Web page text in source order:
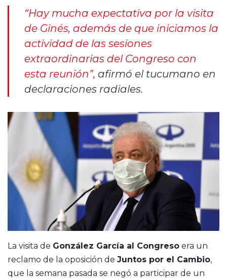
“Hay mucha expectativa por la visita
de Ginés, además de que iniciamos la
actividad de las sesiones
extraordinarias del Congreso con
esta reunión”, afirmó el tucumano en
declaraciones radiales.
La visita de González García al Congreso era un
reclamo de la oposición de Juntos por el Cambio,
que la semana pasada se negó a participar de un